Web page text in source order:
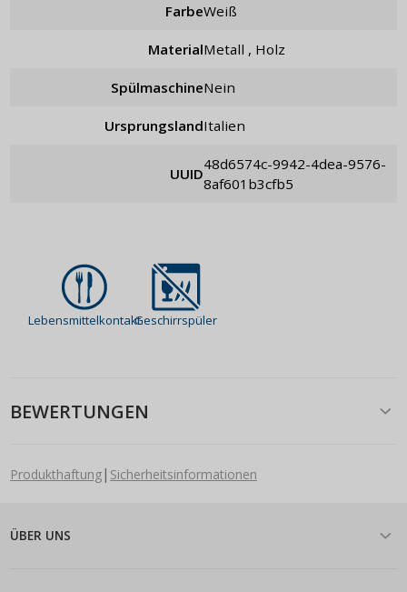
Farbe weiß
Material Metall , Holz
Spülmaschine Nein
Ursprungsland Italien
UUID
48d6574c-9942-4dea-9576-
8af601b3cfb5
LebensmittelkontaktGeschirrspüler
BEWERTUNGEN
Produkthaftung| Sicherheitsinformationen
ÜBER UNS